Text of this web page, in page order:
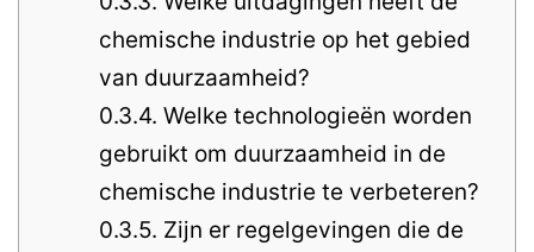
chemische industrie op het gebied
van duurzaamheid?
0.3.4. Welke technologieën worden
gebruikt om duurzaamheid in de
chemische industrie te verbeteren?
0.3.5. Zijn er regelgevingen die de